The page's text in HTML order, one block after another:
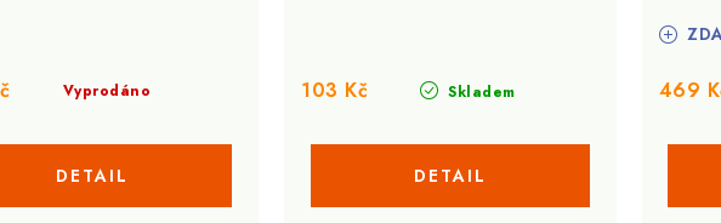
Vyprodáno Skladem
103 Kč 469